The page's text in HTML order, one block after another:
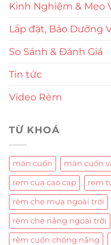
Kinh Nghiệm & Mẹo
Lắp đặt, Bảo Dưỡng
So Sánh & Đánh Giá
Tin tức
Video Rèm
TỪ KHOÁ
màn cuốn màn cuốn
rem cua cao cap rem
rèm che mưa ngoài trời
rèm che nắng ngoài trời
rèm cuốn chống nắng